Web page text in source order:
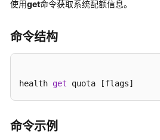
务
公
告
产
绍
使用get命令获取系统配额信息。
命令结构
health get quota [flags]
命令示例